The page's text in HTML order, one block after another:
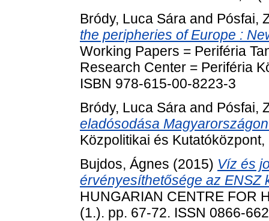
Bródy, Luca Sára and Pósfai,
the peripheries of Europe :
Working Papers = Periféria
Research Center = Periféria
ISBN 978-615-00-8223-3
Bródy, Luca Sára and Pósfai,
eladósodása
Közpolitikai és
Bujdos, Ágnes (2015) Víz és
érvényesíthetősége az ENSZ
HUNGARIAN CENTRE FOR
(1.). pp. 67-72. ISSN 0866-